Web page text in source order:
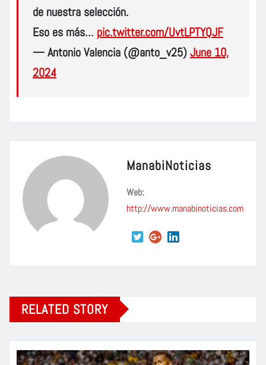
de nuestra selección.
Eso es más… pic.twitter.com/UvtLPTYQJF
— Antonio Valencia (@anto_v25)June 10,
2024
ManabiNoticias
Web:
http://www.manabinoticias.com
RELATED STORY